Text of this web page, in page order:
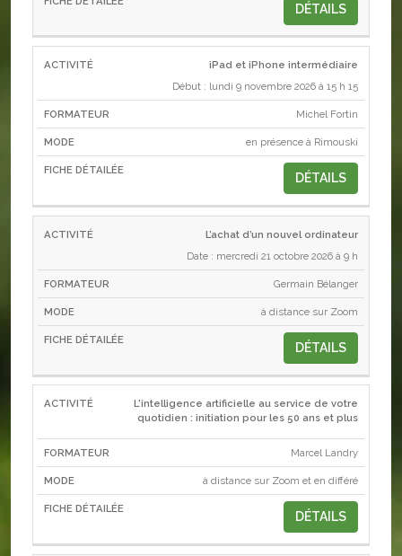
DÉTAILS
iPad et iPhone intermédiaire
Début : lundi 9 novembre 2026 à 15 h 15
Michel Fortin
en présence à Rimouski
DÉTAILS
L’achat d’un nouvel ordinateur
Date : mercredi 21 octobre 2026 à 9 h
Germain Bélanger
à distance sur Zoom
DÉTAILS
L'intelligence artificielle au service de votre
quotidien : initiation pour les 50 ans et plus
Marcel Landry
à distance sur Zoom et en différé
DÉTAILS